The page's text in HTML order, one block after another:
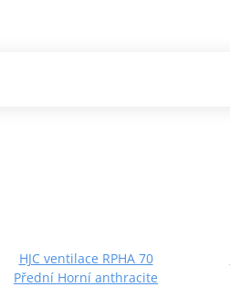
HJC ventilace RPHA 70
Přední Horní anthracite